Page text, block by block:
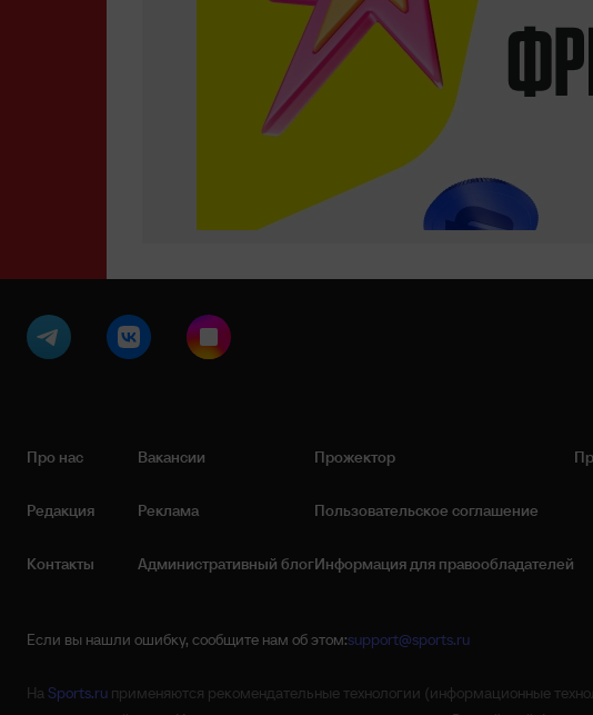
Про нас
Редакция
Контакты
Вакансии
Реклама
Административный блог
Прожектор
Пользовательское соглашение
Информация для правообладателей
Если вы нашли ошибку, сообщите нам об этом:support@sports.ru
НаSports.ru применяются рекомендательные технологии (информационные